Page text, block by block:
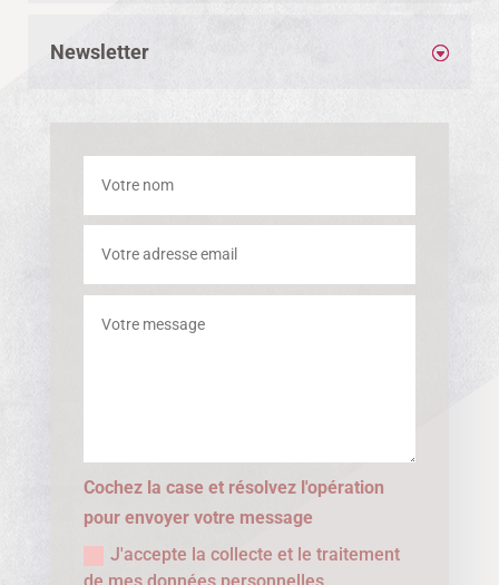
Newsletter
Cochez la case et résolvez l'opération
pour envoyer votre message
J'accepte la collecte et le traitement